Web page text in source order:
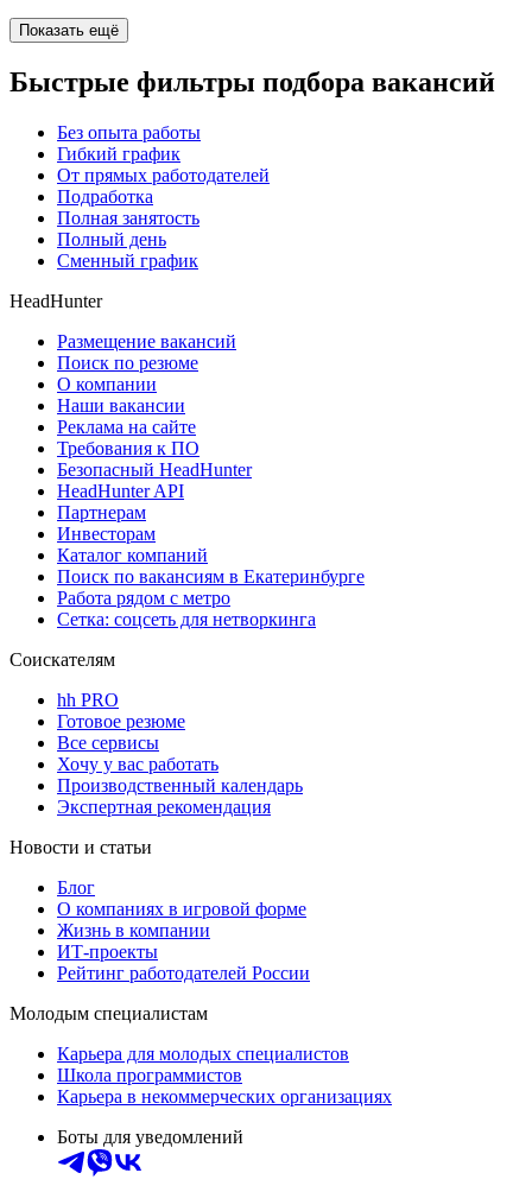
Показать ещё
Быстрые фильтры подбора вакансий
Без опыта работы
Гибкий график
От прямых работодателей
Подработка
Полная занятость
Полный день
Сменный график
HeadHunter
Размещение вакансий
Поиск по резюме
О компании
Наши вакансии
Реклама на сайте
Требования к ПО
Безопасный HeadHunter
HeadHunter API
Партнерам
Инвесторам
Каталог компаний
Поиск по вакансиям в Екатеринбурге
Работа рядом с метро
Сетка: соцсеть для нетворкинга
Соискателям
hh PRO
Готовое резюме
Все сервисы
Хочу у вас работать
Производственный календарь
Экспертная рекомендация
Новости и статьи
Блог
О компаниях в игровой форме
Жизнь в компании
ИТ-проекты
Рейтинг работодателей России
Молодым специалистам
Карьера для молодых специалистов
Школа программистов
Карьера в некоммерческих организациях
Боты для уведомлений